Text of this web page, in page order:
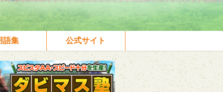
語集 公式サイト